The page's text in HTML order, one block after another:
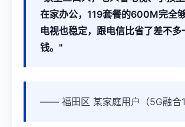
在家办公，119套餐的600M完全
电视也稳定，跟电信比省了差不多
钱。"
—— 福田区 某家庭用户（5G融合